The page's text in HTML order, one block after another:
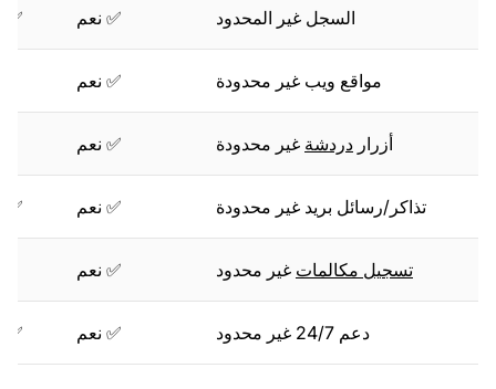
السجل غير المحدود ✅ نعم ✅
مواقع ويب غير محدودة ✅ نعم
أزرار دردشة غير محدودة ✅ نعم
تذاكر/رسائل بريد غير محدودة ✅ نعم ✅
تسجيل مكالمات غير محدود ✅ نعم
دعم 24/7 غير محدود ✅ نعم ✅